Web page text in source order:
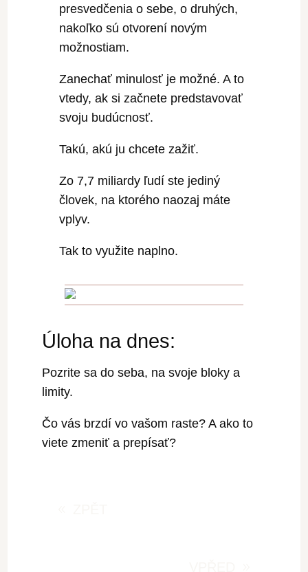
presvedčenia o sebe, o druhých,
nakoľko sú otvorení novým
možnostiam.
Zanechať minulosť je možné. A to
vtedy, ak si začnete predstavovať
svoju budúcnosť.
Takú, akú ju chcete zažiť.
Zo 7,7 miliardy ľudí ste jediný
človek, na ktorého naozaj máte
vplyv.
Tak to využite naplno.
Úloha na dnes:
Pozrite sa do seba, na svoje bloky a
limity.
Čo vás brzdí vo vašom raste? A ako to
viete zmeniť a prepísať?